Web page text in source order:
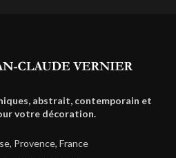
abstrait, contemporain et
votre décoration.
Provence, France